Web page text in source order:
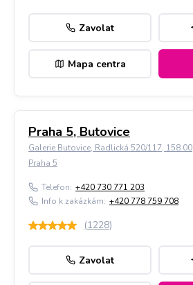
Zavolat
Mapa centra
Praha 5, Butovice
Galerie Butovice, Radlická 520/117, 158 00
Praha 5
Telefon: +420 730 771 203
Info k zakázkám: +420 778 759 708
(1228)
Zavolat